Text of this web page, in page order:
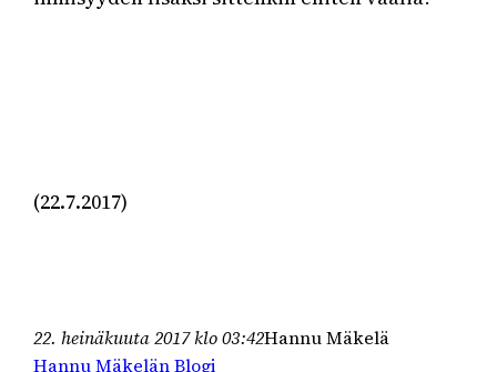
(22.7.2017)
22. heinäkuuta 2017 klo 03:42Hannu Mäkelä
Hannu Mäkelän Blogi